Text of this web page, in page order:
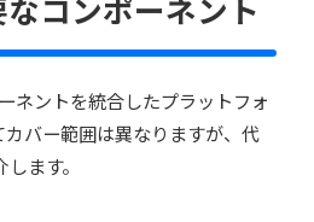
ネントを統合したプラットフォ
カバー範囲は異なりますが、代
ます。